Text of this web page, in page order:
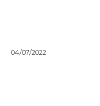
04/07/2022